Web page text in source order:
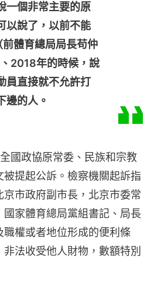
一個非常主要的原
以說了，以前不能
體育總局局長苟仲
2018年的時候，說
員直接就不允許打
邊的人。
國政協原常委、民族和宗教
提起公訴。檢察機關起訴指
市政府副市長，北京市委常
家體育總局黨組書記、局長
權或者地位形成的便利條
法收受他人財物，數額特別